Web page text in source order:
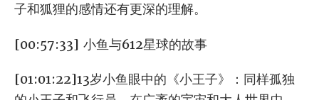
子和狐狸的感情还有更深的理解。
[00:57:33] 小鱼与612星球的故事
[01:01:22]13岁小鱼眼中的《小王子》：同样孤独